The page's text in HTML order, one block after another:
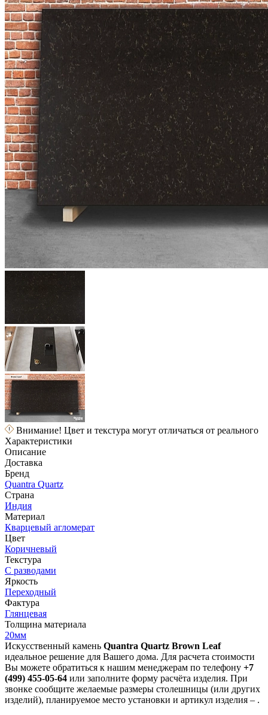
Внимание! Цвет и текстура могут отличаться от реального
Характеристики
Описание
Доставка
Бренд
Quantra Quartz
Страна
Индия
Материал
Кварцевый агломерат
Цвет
Коричневый
Текстура
С разводами
Яркость
Переходный
Фактура
Глянцевая
Толщина материала
20мм
Искусственный камень Quantra Quartz Brown Leaf
идеальное решение для Вашего дома. Для расчета стоимости
Вы можете обратиться к нашим менеджерам по телефону +7
(499) 455-05-64 или заполните форму расчёта изделия. При
звонке сообщите желаемые размеры столешницы (или других
изделий), планируемое место установки и артикул изделия – .